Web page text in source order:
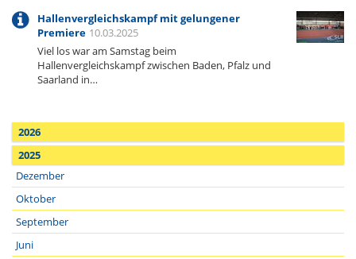
Hallenvergleichskampf mit gelungener
Premiere 10.03.2025
Viel los war am Samstag beim
Hallenvergleichskampf zwischen Baden, Pfalz und
Saarland in…
2026
2025
Dezember
Oktober
September
Juni